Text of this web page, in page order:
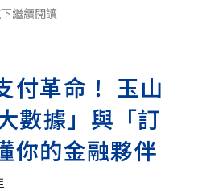
繼續閱讀
付革命！ 玉山
數據」與「訂
你的金融夥伴